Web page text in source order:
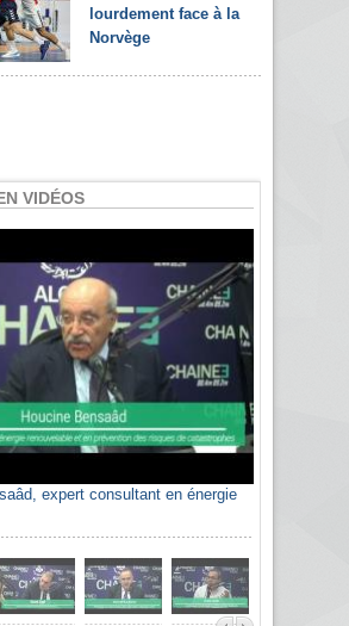
lourdement face à la
Norvège
VIDÉOS
de la Confédération
patronat citoyen CAPC